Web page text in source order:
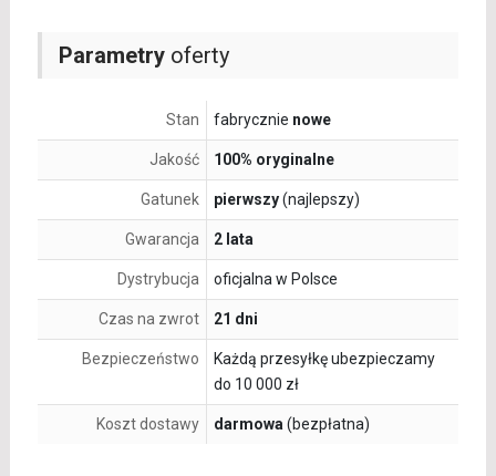
Parametryoferty
Stan fabrycznie nowe
Jakość 100% oryginalne
Gatunek pierwszy(najlepszy)
Gwarancja 2 lata
Dystrybucja oficjalna w Polsce
Czas na zwrot 21 dni
Bezpieczeństwo
Każdą przesyłkę ubezpieczamy
do 10 000 zł
Koszt dostawy darmowa (bezpłatna)